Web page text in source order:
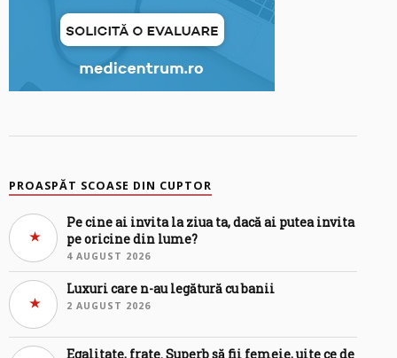
PROASPĂT SCOASE DIN CUPTOR
Pe cine ai invita la ziua ta, dacă ai putea invita
pe oricine din lume?
4 AUGUST 2026
Luxuri care n-au legătură cu banii
2 AUGUST 2026
Egalitate, frate. Superb să fii femeie, uite ce de